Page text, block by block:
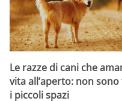
Le razze di cani che
vita all’aperto: non
i piccoli spazi